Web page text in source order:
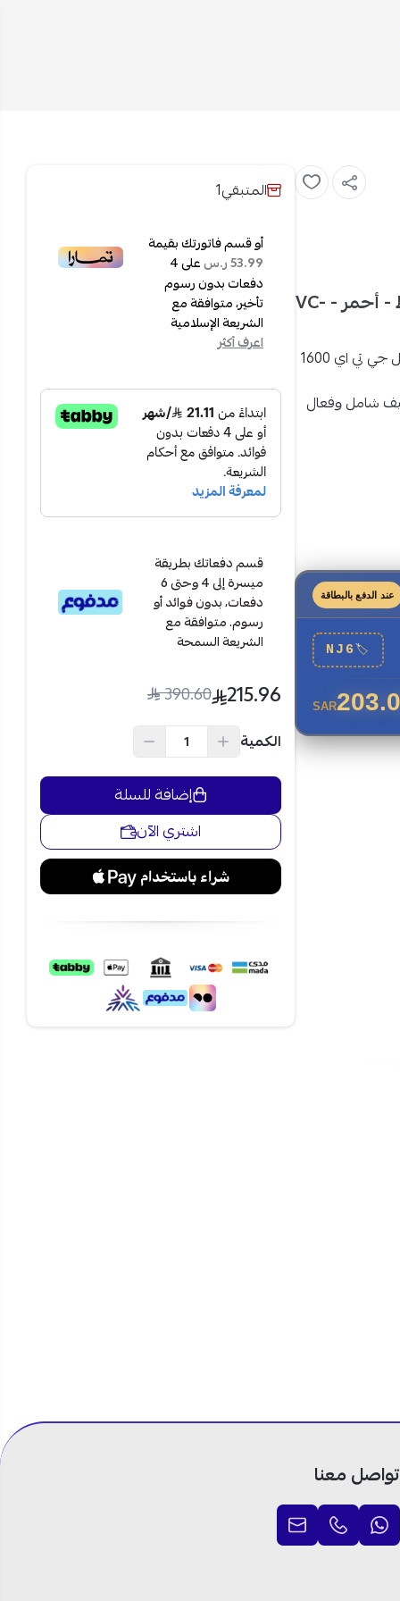
جي تي اي مكنسة كهربائية برميل 15 لتر - 1600 واط - أحمر - VC-
إذا كنتِ تبحثين عن مكنسة كهربائية قوية وعملية، فمكنسة برميل جي تي اي 1600
شامل وفعال
قوة شفط عالية لضمان
عبر إزالة
بعد
عند الدفع بالبطاقة
🏷
NJ6
SAR
المتبقي1
أو قسم فاتورتك بقيمة
53.99 ر.س على4
دفعات بدون رسوم
تأخير، متوافقة مع
الشريعة الإسلامية
اعرف أكثر
قسم دفعاتك بطريقة
ميسرة إلى 4 وحتى 6
دفعات، بدون فوائد أو
رسوم. متوافقة مع
الشريعة السمحة
215.96
390.60
الكمية
إضافة للسلة
اشتري الآن
تواصل معنا